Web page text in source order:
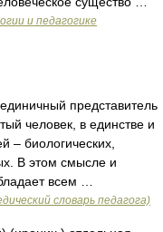
и педагогике
представитель
человек, в единстве и
– биологических,
В этом смысле и
всем …
словарь педагога)